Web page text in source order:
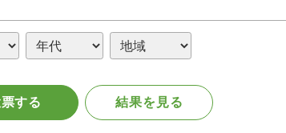
する 結果を見る